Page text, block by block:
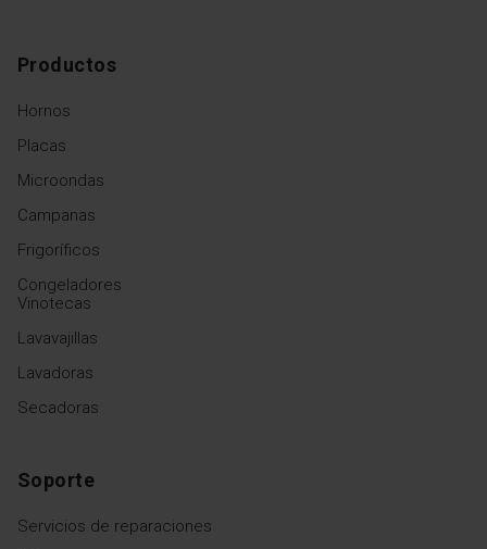
Productos
Hornos
Placas
Microondas
Campanas
Frigoríficos
Congeladores
Vinotecas
Lavavajillas
Lavadoras
Secadoras
Soporte
Servicios de reparaciones